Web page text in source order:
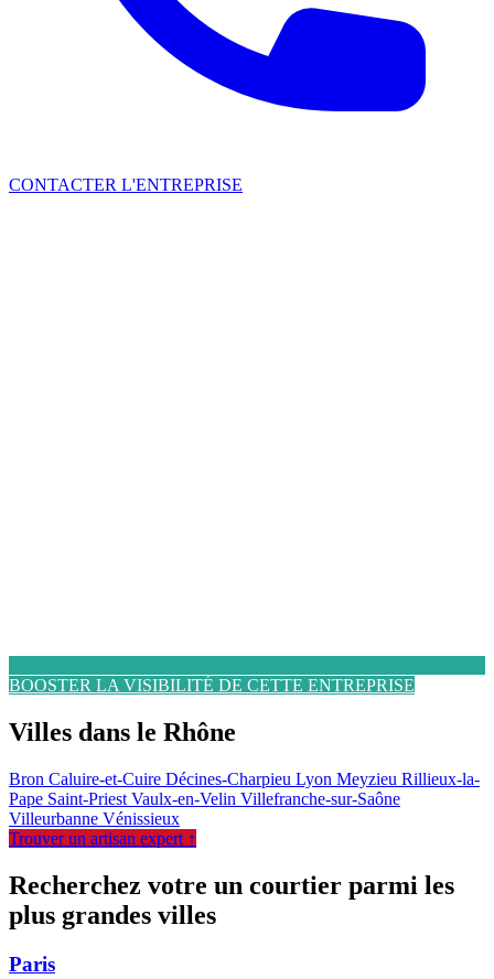
CONTACTER L'ENTREPRISE
BOOSTER LA VISIBILITÉ DE CETTE ENTREPRISE
Villes dans le Rhône
Bron Caluire-et-Cuire Décines-Charpieu Lyon Meyzieu Rillieux-la-
Pape Saint-Priest Vaulx-en-Velin Villefranche-sur-Saône
Villeurbanne Vénissieux
Trouver un artisan expert ↑
Recherchez votre un courtier parmi les
plus grandes villes
Paris